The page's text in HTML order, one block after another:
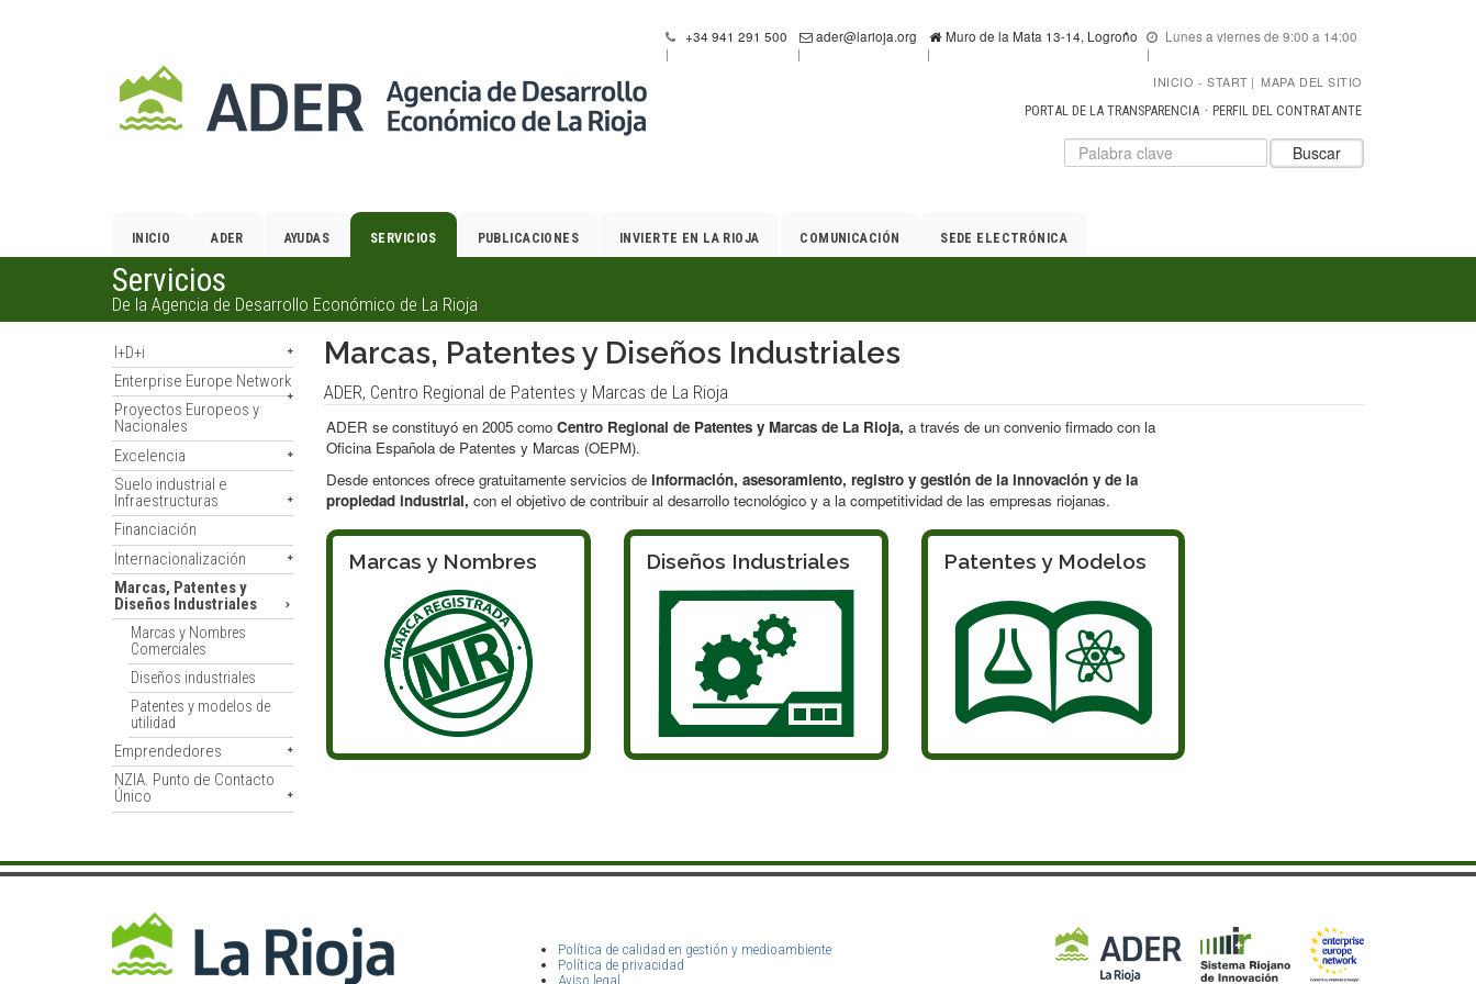
contenido
principal.
+34 941 291 500 ader@larioja.org Muro de la Mata 13-14, Logroño Lunes a viernes de 9:00 a 14:00
INICIO START | MAPA DEL SITIO
PORTAL DE LA TRANSPARENCIA
PERFIL DEL CONTRATANTE
Datos
para
de
Introduzca
el
buscar
Buscar
INICIO ADER AYUDAS SERVICIOS PUBLICACIONES INVIERTE EN LA RIOJA COMUNICACIÓN SEDE ELECTRÓNICA
Servicios
De la Agencia de Desarrollo Económico de La Rioja
I+D+i
Enterprise Europe Network
Proyectos Europeos y
Nacionales
Excelencia
Suelo industrial e
Infraestructuras
Financiación
Internacionalización
Marcas, Patentes y
Diseños Industriales
Marcas y Nombres
Comerciales
Diseños industriales
Patentes y modelos de
utilidad
Emprendedores
NZIA. Punto de Contacto
Único
Marcas, Patentes y Diseños Industriales
ADER, Centro Regional de Patentes y Marcas de La Rioja
ADER se constituyó en 2005 como Centro Regional de Patentes y Marcas de La Rioja, a través de un convenio firmado con la
Oficina Española de Patentes y Marcas (OEPM).
Desde entonces ofrece gratuitamente servicios de información, asesoramiento, registro y gestión de la innovación y de la
propiedad industrial, con el objetivo de contribuir al desarrollo tecnológico y a la competitividad de las empresas riojanas.
Marcas y Nombres Diseños Industriales Patentes y Modelos
Política de calidad en gestión y medioambiente
Política de privacidad
Aviso legal